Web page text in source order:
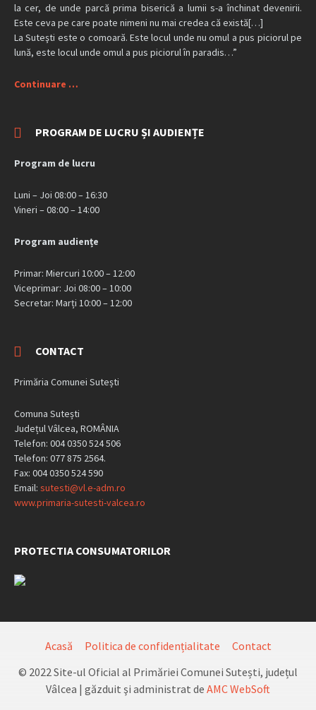
la cer, de unde parcă prima biserică a lumii s-a închinat devenirii.
Este ceva pe care poate nimeni nu mai credea că există[…]
La Suteşti este o comoară. Este locul unde nu omul a pus piciorul pe
lună, este locul unde omul a pus piciorul în paradis…”
Continuare …
PROGRAM DE LUCRU ȘI AUDIENȚE
Program de lucru
Luni – Joi 08:00 – 16:30
Vineri – 08:00 – 14:00
Program audiențe
Primar: Miercuri 10:00 – 12:00
Viceprimar: Joi 08:00 – 10:00
Secretar: Marți 10:00 – 12:00
CONTACT
Primăria Comunei Sutești
Comuna Sutești
Județul Vâlcea, ROMÂNIA
Telefon: 004 0350 524 506
Telefon: 077 875 2564.
Fax: 004 0350 524 590
Email: sutesti@vl.e-adm.ro
www.primaria-sutesti-valcea.ro
PROTECTIA CONSUMATORILOR
Acasă Politica de confidențialitate
Contact
© 2022 Site-ul Oficial al Primăriei Comunei Sutești, județul
Vâlcea | găzduit şi administrat de AMC WebSoft